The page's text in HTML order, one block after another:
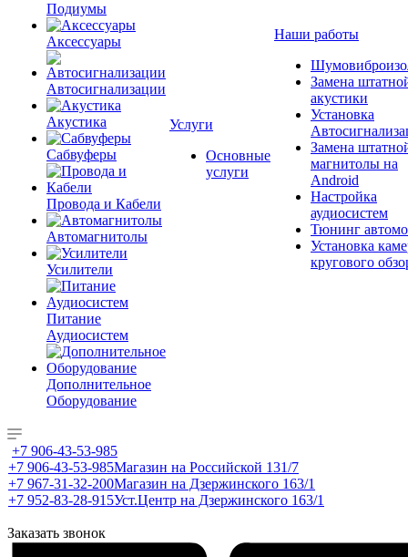
Подиумы
Аксессуары
Автосигнализации
Акустика
Сабвуферы
Провода и Кабели
Автомагнитолы
Усилители
Питание
Аудиосистем
Дополнительное
Оборудование
Услуги
Основные
услуги
Наши работы
Замена
акустики
Установка
Замена
магнитолы на
Android
Настройка
аудиосистем
Тюнинг
Установка
кругового
+7 906-43-53-985
+7 906-43-53-985Магазин на Российской 131/7
+7 967-31-32-200Магазин на Дзержинского 163/1
+7 952-83-28-915Уст.Центр на Дзержинского 163/1
Заказать звонок